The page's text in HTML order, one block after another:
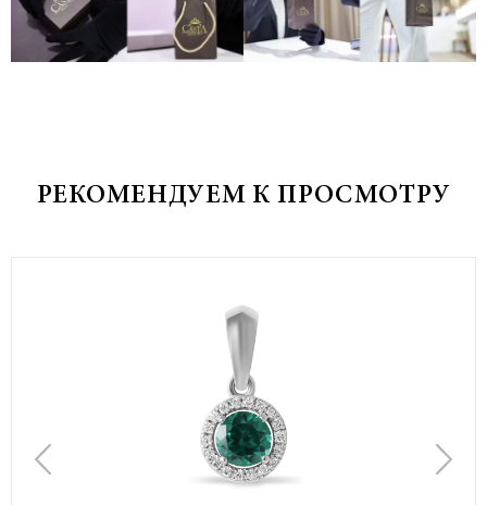
РЕКОМЕНДУЕМ К ПРОСМОТРУ